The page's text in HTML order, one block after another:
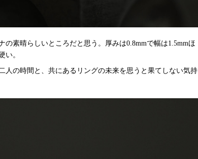
の素晴らしいところだと思う。厚みは0.8mmで幅は1.5mmほ
い。
人の時間と、共にあるリングの未来を思うと果てしない気持